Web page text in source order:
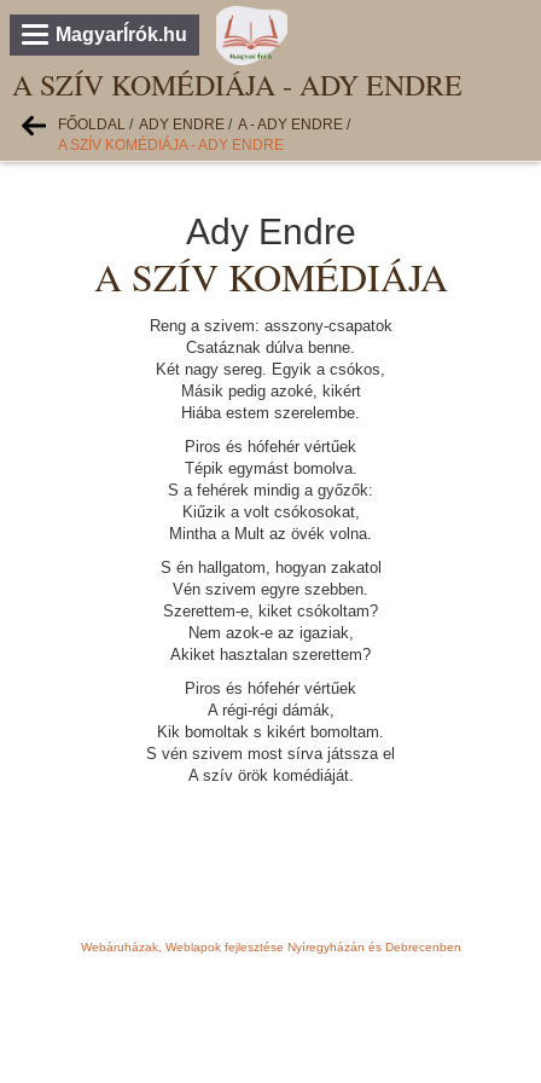
MagyarÍrók.hu
A SZÍV KOMÉDIÁJA - ADY ENDRE
FŐOLDAL / ADY ENDRE / A - ADY ENDRE /
A SZÍV KOMÉDIÁJA - ADY ENDRE
Ady Endre
A SZÍV KOMÉDIÁJA
Reng a szivem: asszony-csapatok
Csatáznak dúlva benne.
Két nagy sereg. Egyik a csókos,
Másik pedig azoké, kikért
Hiába estem szerelembe.
Piros és hófehér vértűek
Tépik egymást bomolva.
S a fehérek mindig a győzők:
Kiűzik a volt csókosokat,
Mintha a Mult az övék volna.
S én hallgatom, hogyan zakatol
Vén szivem egyre szebben.
Szerettem-e, kiket csókoltam?
Nem azok-e az igaziak,
Akiket hasztalan szerettem?
Piros és hófehér vértűek
A régi-régi dámák,
Kik bomoltak s kikért bomoltam.
S vén szivem most sírva játssza el
A szív örök komédiáját.
Webáruházak, Weblapok fejlesztése Nyíregyházán és Debrecenben